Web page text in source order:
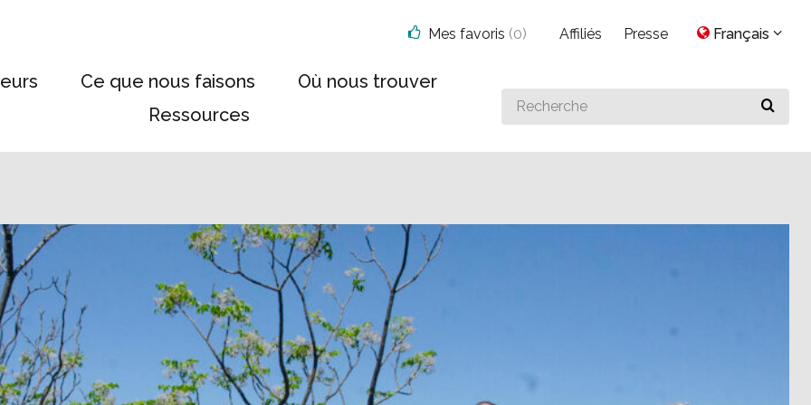
Ce que nous faisons
Où nous trouver
Ressources
Search
for
Mes favoris (0) Affiliés Presse Français